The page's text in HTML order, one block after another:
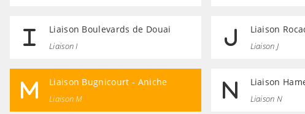
Liaison Boulevards de Douai
Liaison I
Liaison
Liaison J
Liaison Bugnicourt - Aniche
Liaison M
Liaison
Liaison N